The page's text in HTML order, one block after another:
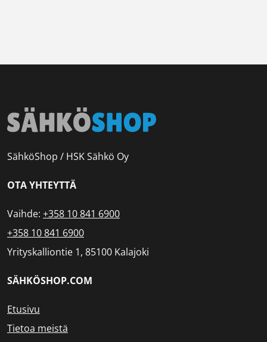
SähköShop / HSK Sähkö Oy
OTA YHTEYTTÄ
Vaihde: +358 10 841 6900
+358 10 841 6900
Yrityskalliontie 1, 85100 Kalajoki
SÄHKÖSHOP.COM
Etusivu
Tietoa meistä